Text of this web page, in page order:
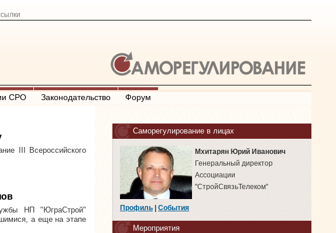
СРО Законодательство Форум
III Всероссийского
НП "ЮграСтрой"
а еще на этапе
Саморегулирование в лицах
Мхитарян Юрий Иванович
Генеральный директор
Ассоциации
"СтройСвязьТелеком"
Профиль События
Мероприятия